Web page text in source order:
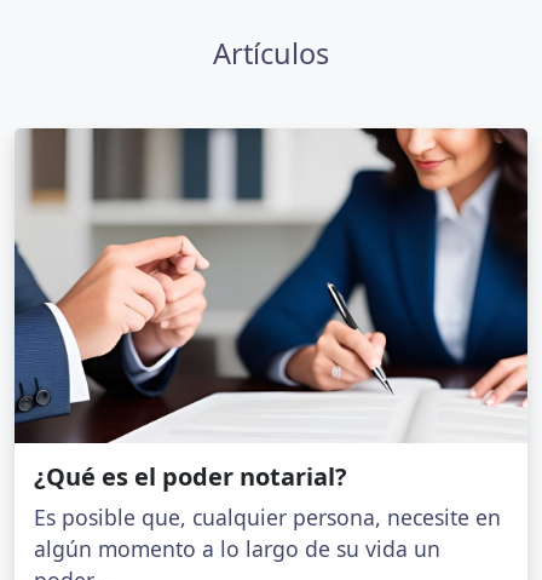
Artículos
¿Qué es el poder notarial?
Es posible que, cualquier persona, necesite en
algún momento a lo largo de su vida un